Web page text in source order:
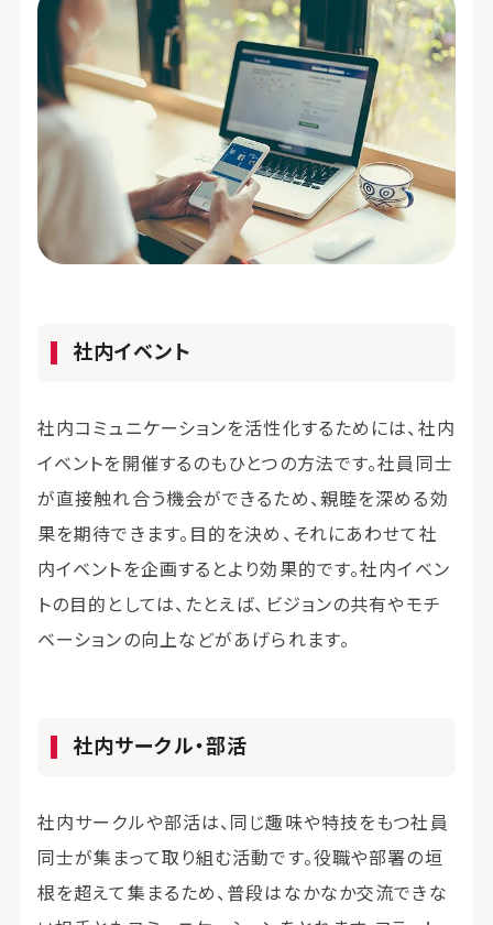
社内イベント
社内コミュニケーションを活性化するためには、社内
イベントを開催するのもひとつの方法です。社員同士
が直接触れ合う機会ができるため、親睦を深める効
果を期待できます。目的を決め、それにあわせて社
内イベントを企画するとより効果的です。社内イベン
トの目的としては、たとえば、ビジョンの共有やモチ
ベーションの向上などがあげられます。
社内サークル・部活
社内サークルや部活は、同じ趣味や特技をもつ社員
同士が集まって取り組む活動です。役職や部署の垣
根を超えて集まるため、普段はなかなか交流できな